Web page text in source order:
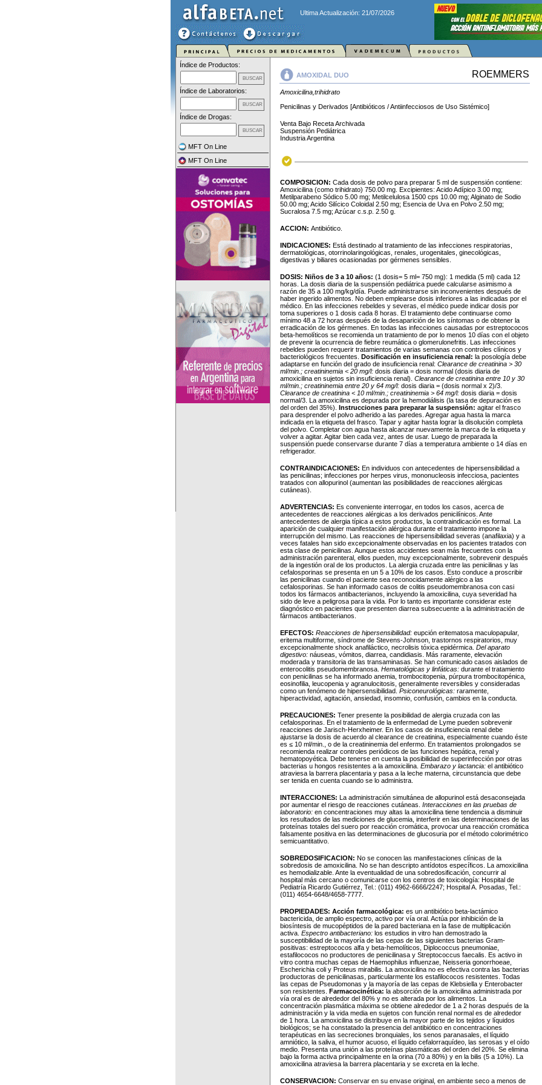
Ultima Actualización: 21/07/2026
Índice de Productos:
Índice de Laboratorios:
Índice de Drogas:
MFT On Line
MFT On Line
AMOXIDAL DUO ROEMMERS
Amoxicilina,trihidrato
Penicilinas y Derivados [Antibióticos / Antiinfecciosos de Uso Sistémico]
Venta Bajo Receta Archivada
Suspensión Pediátrica
Industria Argentina
COMPOSICION: Cada dosis de polvo para preparar 5 ml de suspensión contiene:
Amoxicilina (como trihidrato) 750.00 mg. Excipientes: Acido Adípico 3.00 mg;
Metilparabeno Sódico 5.00 mg; Metilcelulosa 1500 cps 10.00 mg; Alginato de Sodio
50.00 mg; Acido Silícico Coloidal 2.50 mg; Esencia de Uva en Polvo 2.50 mg;
Sucralosa 7.5 mg; Azúcar c.s.p. 2.50 g.
ACCION: Antibiótico.
INDICACIONES: Está destinado al tratamiento de las infecciones respiratorias,
dermatológicas, otorrinolaringológicas, renales, urogenitales, ginecológicas,
digestivas y biliares ocasionadas por gérmenes sensibles.
DOSIS: Niños de 3 a 10 años: (1 dosis= 5 ml= 750 mg): 1 medida (5 ml) cada 12
horas. La dosis diaria de la suspensión pediátrica puede calcularse asimismo a
razón de 35 a 100 mg/kg/día. Puede administrarse sin inconvenientes después de
haber ingerido alimentos. No deben emplearse dosis inferiores a las indicadas por el
médico. En las infecciones rebeldes y severas, el médico puede indicar dosis por
toma superiores o 1 dosis cada 8 horas. El tratamiento debe continuarse como
mínimo 48 a 72 horas después de la desaparición de los síntomas o de obtener la
erradicación de los gérmenes. En todas las infecciones causadas por estreptococos
beta-hemolíticos se recomienda un tratamiento de por lo menos 10 días con el objeto
de prevenir la ocurrencia de fiebre reumática o glomerulonefritis. Las infecciones
rebeldes pueden requerir tratamientos de varias semanas con controles clínicos y
bacteriológicos frecuentes. Dosificación en insuficiencia renal: la posología debe
adaptarse en función del grado de insuficiencia renal: Clearance de creatinina > 30
ml/min.; creatininemia < 20 mg/l: dosis diaria = dosis normal (dosis diaria de
amoxicilina en sujetos sin insuficiencia renal). Clearance de creatinina entre 10 y 30
ml/min.; creatininemia entre 20 y 64 mg/l: dosis diaria = (dosis normal x 2)/3.
Clearance de creatinina < 10 ml/min.; creatininemia > 64 mg/l: dosis diaria = dosis
normal/3. La amoxicilina es depurada por la hemodiálisis (la tasa de depuración es
del orden del 35%). Instrucciones para preparar la suspensión: agitar el frasco
para desprender el polvo adherido a las paredes. Agregar agua hasta la marca
indicada en la etiqueta del frasco. Tapar y agitar hasta lograr la disolución completa
del polvo. Completar con agua hasta alcanzar nuevamente la marca de la etiqueta y
volver a agitar. Agitar bien cada vez, antes de usar. Luego de preparada la
suspensión puede conservarse durante 7 días a temperatura ambiente o 14 días en
refrigerador.
CONTRAINDICACIONES: En individuos con antecedentes de hipersensibilidad a
las penicilinas; infecciones por herpes virus, mononucleosis infecciosa, pacientes
tratados con allopurinol (aumentan las posibilidades de reacciones alérgicas
cutáneas).
ADVERTENCIAS: Es conveniente interrogar, en todos los casos, acerca de
antecedentes de reacciones alérgicas a los derivados penicilínicos. Ante
antecedentes de alergia típica a estos productos, la contraindicación es formal. La
aparición de cualquier manifestación alérgica durante el tratamiento impone la
interrupción del mismo. Las reacciones de hipersensibilidad severas (anafilaxia) y a
veces fatales han sido excepcionalmente observadas en los pacientes tratados con
esta clase de penicilinas. Aunque estos accidentes sean más frecuentes con la
administración parenteral, ellos pueden, muy excepcionalmente, sobrevenir después
de la ingestión oral de los productos. La alergia cruzada entre las penicilinas y las
cefalosporinas se presenta en un 5 a 10% de los casos. Esto conduce a proscribir
las penicilinas cuando el paciente sea reconocidamente alérgico a las
cefalosporinas. Se han informado casos de colitis pseudomembranosa con casi
todos los fármacos antibacterianos, incluyendo la amoxicilina, cuya severidad ha
sido de leve a peligrosa para la vida. Por lo tanto es importante considerar este
diagnóstico en pacientes que presenten diarrea subsecuente a la administración de
fármacos antibacterianos.
EFECTOS: Reacciones de hipersensibilidad: eupción eritematosa maculopapular,
eritema multiforme, síndrome de Stevens-Johnson, trastornos respiratorios, muy
excepcionalmente shock anafiláctico, necrolisis tóxica epidérmica. Del aparato
digestivo: náuseas, vómitos, diarrea, candidiasis. Más raramente, elevación
moderada y transitoria de las transaminasas. Se han comunicado casos aislados de
enterocolitis pseudomembranosa. Hematológicas y linfáticas: durante el tratamiento
con penicilinas se ha informado anemia, trombocitopenia, púrpura trombocitopénica,
eosinofilia, leucopenia y agranulocitosis, generalmente reversibles y consideradas
como un fenómeno de hipersensibilidad. Psiconeurológicas: raramente,
hiperactividad, agitación, ansiedad, insomnio, confusión, cambios en la conducta.
PRECAUCIONES: Tener presente la posibilidad de alergia cruzada con las
cefalosporinas. En el tratamiento de la enfermedad de Lyme pueden sobrevenir
reacciones de Jarisch-Herxheimer. En los casos de insuficiencia renal debe
ajustarse la dosis de acuerdo al clearance de creatinina, especialmente cuando éste
es ≤ 10 ml/min., o de la creatininemia del enfermo. En tratamientos prolongados se
recomienda realizar controles periódicos de las funciones hepática, renal y
hematopoyética. Debe tenerse en cuenta la posibilidad de superinfección por otras
bacterias u hongos resistentes a la amoxicilina. Embarazo y lactancia: el antibiótico
atraviesa la barrera placentaria y pasa a la leche materna, circunstancia que debe
ser tenida en cuenta cuando se lo administra.
INTERACCIONES: La administración simultánea de allopurinol está desaconsejada
por aumentar el riesgo de reacciones cutáneas. Interacciones en las pruebas de
laboratorio: en concentraciones muy altas la amoxicilina tiene tendencia a disminuir
los resultados de las mediciones de glucemia, interferir en las determinaciones de las
proteínas totales del suero por reacción cromática, provocar una reacción cromática
falsamente positiva en las determinaciones de glucosuria por el método colorimétrico
semicuantitativo.
SOBREDOSIFICACION: No se conocen las manifestaciones clínicas de la
sobredosis de amoxicilina. No se han descripto antídotos específicos. La amoxicilina
es hemodializable. Ante la eventualidad de una sobredosificación, concurrir al
hospital más cercano o comunicarse con los centros de toxicología: Hospital de
Pediatría Ricardo Gutiérrez, Tel.: (011) 4962-6666/2247; Hospital A. Posadas, Tel.:
(011) 4654-6648/4658-7777.
PROPIEDADES: Acción farmacológica: es un antibiótico beta-lactámico
bactericida, de amplio espectro, activo por vía oral. Actúa por inhibición de la
biosíntesis de mucopéptidos de la pared bacteriana en la fase de multiplicación
activa. Espectro antibacteriano: los estudios in vitro han demostrado la
susceptibilidad de la mayoría de las cepas de las siguientes bacterias Gram-
positivas: estreptococos alfa y beta-hemolíticos, Diplococcus pneumoniae,
estafilococos no productores de penicilinasa y Streptococcus faecalis. Es activo in
vitro contra muchas cepas de Haemophilus influenzae, Neisseria gonorrhoeae,
Escherichia coli y Proteus mirabilis. La amoxicilina no es efectiva contra las bacterias
productoras de penicilinasas, particularmente los estafilococos resistentes. Todas
las cepas de Pseudomonas y la mayoría de las cepas de Klebsiella y Enterobacter
son resistentes. Farmacocinética: la absorción de la amoxicilina administrada por
vía oral es de alrededor del 80% y no es alterada por los alimentos. La
concentración plasmática máxima se obtiene alrededor de 1 a 2 horas después de la
administración y la vida media en sujetos con función renal normal es de alrededor
de 1 hora. La amoxicilina se distribuye en la mayor parte de los tejidos y líquidos
biológicos; se ha constatado la presencia del antibiótico en concentraciones
terapéuticas en las secreciones bronquiales, los senos paranasales, el líquido
amniótico, la saliva, el humor acuoso, el líquido cefalorraquídeo, las serosas y el oído
medio. Presenta una unión a las proteínas plasmáticas del orden del 20%. Se elimina
bajo la forma activa principalmente en la orina (70 a 80%) y en la bilis (5 a 10%). La
amoxicilina atraviesa la barrera placentaria y se excreta en la leche.
CONSERVACION: Conservar en su envase original, en ambiente seco a menos de